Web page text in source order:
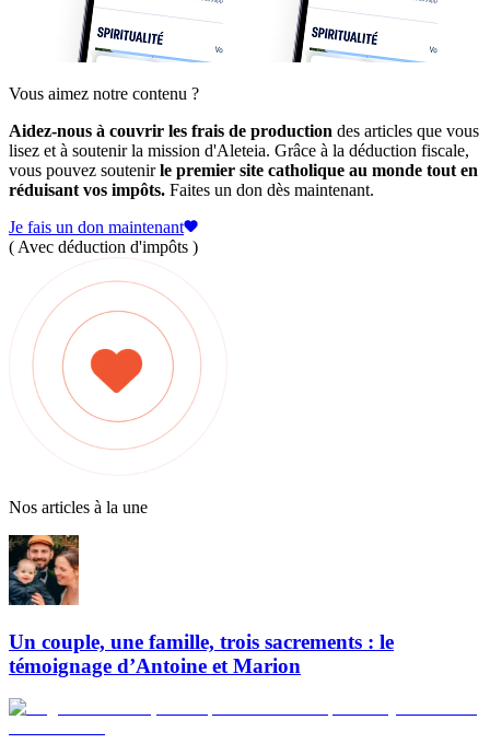
Vous aimez notre contenu ?
Aidez-nous à couvrir les frais de production des articles que vous
lisez et à soutenir la mission d'Aleteia. Grâce à la déduction fiscale,
vous pouvez soutenirle premier site catholique au monde tout en
réduisant vos impôts. Faites un don dès maintenant.
Je fais un don maintenant
( Avec déduction d'impôts )
Nos articles à la une
Un couple, une famille, trois sacrements : le
témoignage d’Antoine et Marion